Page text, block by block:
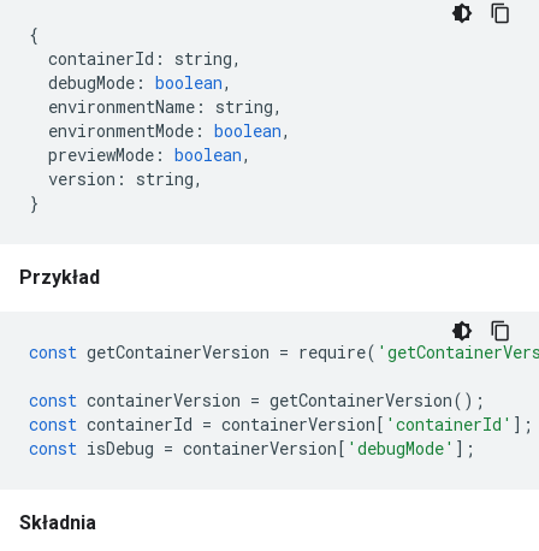
{
containerId : string,
debugMode : boolean,
environmentName : string,
environmentMode : boolean,
previewMode : boolean,
version : string,
}
Przykład
const getContainerVersion = require(
const containerVersion = getContainerVersion();
const containerId = containerVersion[ 'containerId' ];
const isDebug = containerVersion[ 'debugMode' ];
Składnia